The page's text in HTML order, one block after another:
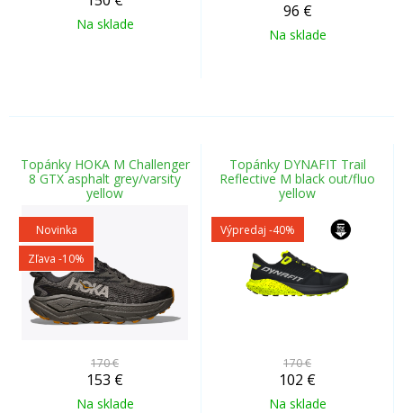
Na sklade
96 €
Na sklade
Topánky HOKA M Challenger
8 GTX asphalt grey/varsity
yellow
Novinka
Zľava -10%
170 €
153 €
Na sklade
Topánky DYNAFIT Trail
Reflective M black out/fluo
yellow
Výpredaj -40%
170 €
102 €
Na sklade